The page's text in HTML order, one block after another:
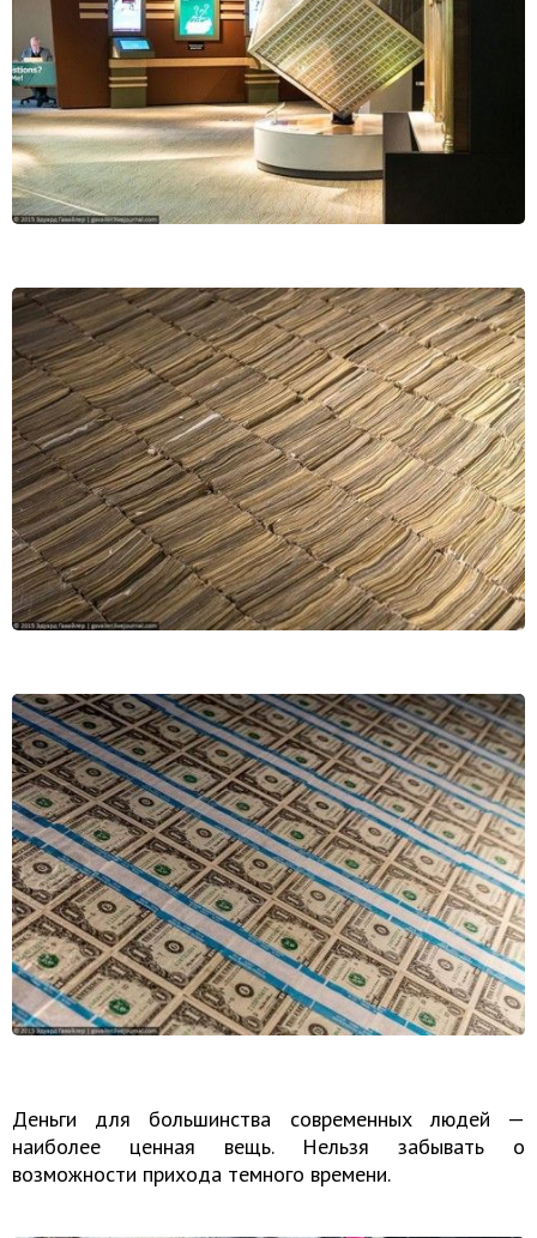
Деньги для большинства современных людей —
наиболее ценная вещь. Нельзя забывать о
возможности прихода темного времени.